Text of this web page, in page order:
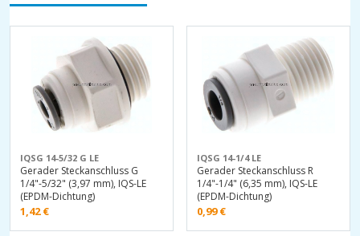
IQSG 14-5/32 G LE
Gerader Steckanschluss G
1/4"-5/32" (3,97 mm), IQS-LE
(EPDM-Dichtung)
1,42€
IQSG 14-1/4 LE
Gerader Steckanschluss R
1/4"-1/4" (6,35 mm), IQS-LE
(EPDM-Dichtung)
0,99€